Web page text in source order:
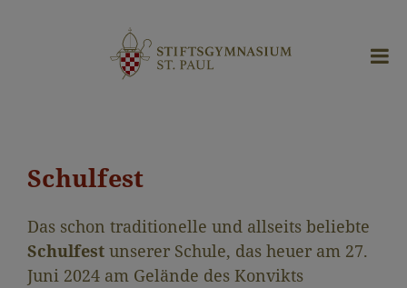
Schulfest
Das schon traditionelle und allseits beliebte
Schulfest unserer Schule, das heuer am 27.
Juni 2024 am Gelände des Konvikts